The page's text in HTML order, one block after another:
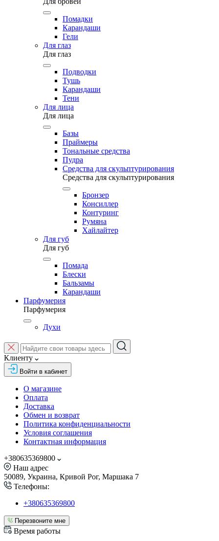
Помадки
Карандаши
Гели
Для глаз
Для глаз
Подводки
Тушь
Карандаши
Тени
Для лица
Для лица
Базы
Праймеры
Тональные средства
Пудра
Средства для скульптурирования
Средства для скульптурирования
Бронзер
Консиллер
Контуринг
Румяна
Хайлайтер
Для губ
Для губ
Помада
Блески
Бальзамы
Карандаши
Парфумерия
Парфумерия
Духи
Клиенту
Войти в кабинет
О магазине
Оплата
Доставка
Обмен и возврат
Политика конфиденциальности
Условия соглашения
Контактная информация
+380635369800
Наш адрес
50089, Украина, Кривой Рог, Маршака 7
Телефоны:
+380635369800
Перезвоните мне
Время работы